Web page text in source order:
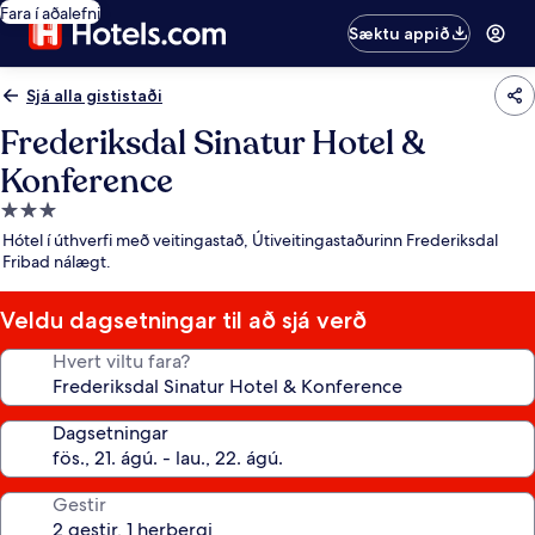
Fara í aðalefni
Sæktu appið
Sjá alla gististaði
Frederiksdal Sinatur Hotel &
Konference
3.0
stjörnu
gististaður
Hótel í úthverfi með veitingastað, Útiveitingastaðurinn Frederiksdal
Fribad nálægt.
Veldu dagsetningar til að sjá verð
Hvert viltu fara?
Dagsetningar
Gestir